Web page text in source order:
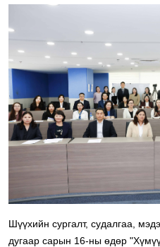
Шүүхийн сургалт, судалгаа,
дугаар сарын 16-ны өдөр